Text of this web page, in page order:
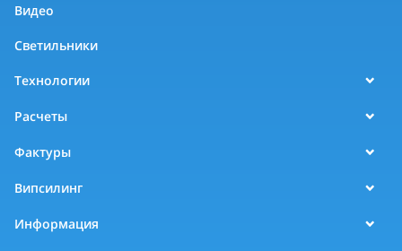
Видео
Светильники
Технологии
Расчеты
Фактуры
Випсилинг
Информация